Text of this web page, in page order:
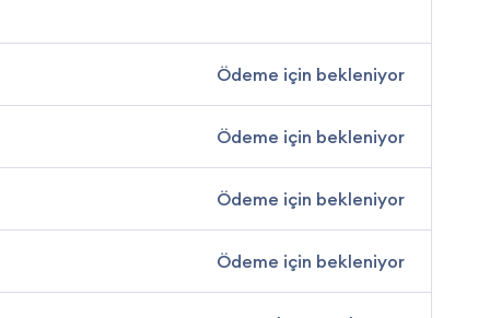
Ödeme için bekleniyor
Ödeme için bekleniyor
Ödeme için bekleniyor
Ödeme için bekleniyor